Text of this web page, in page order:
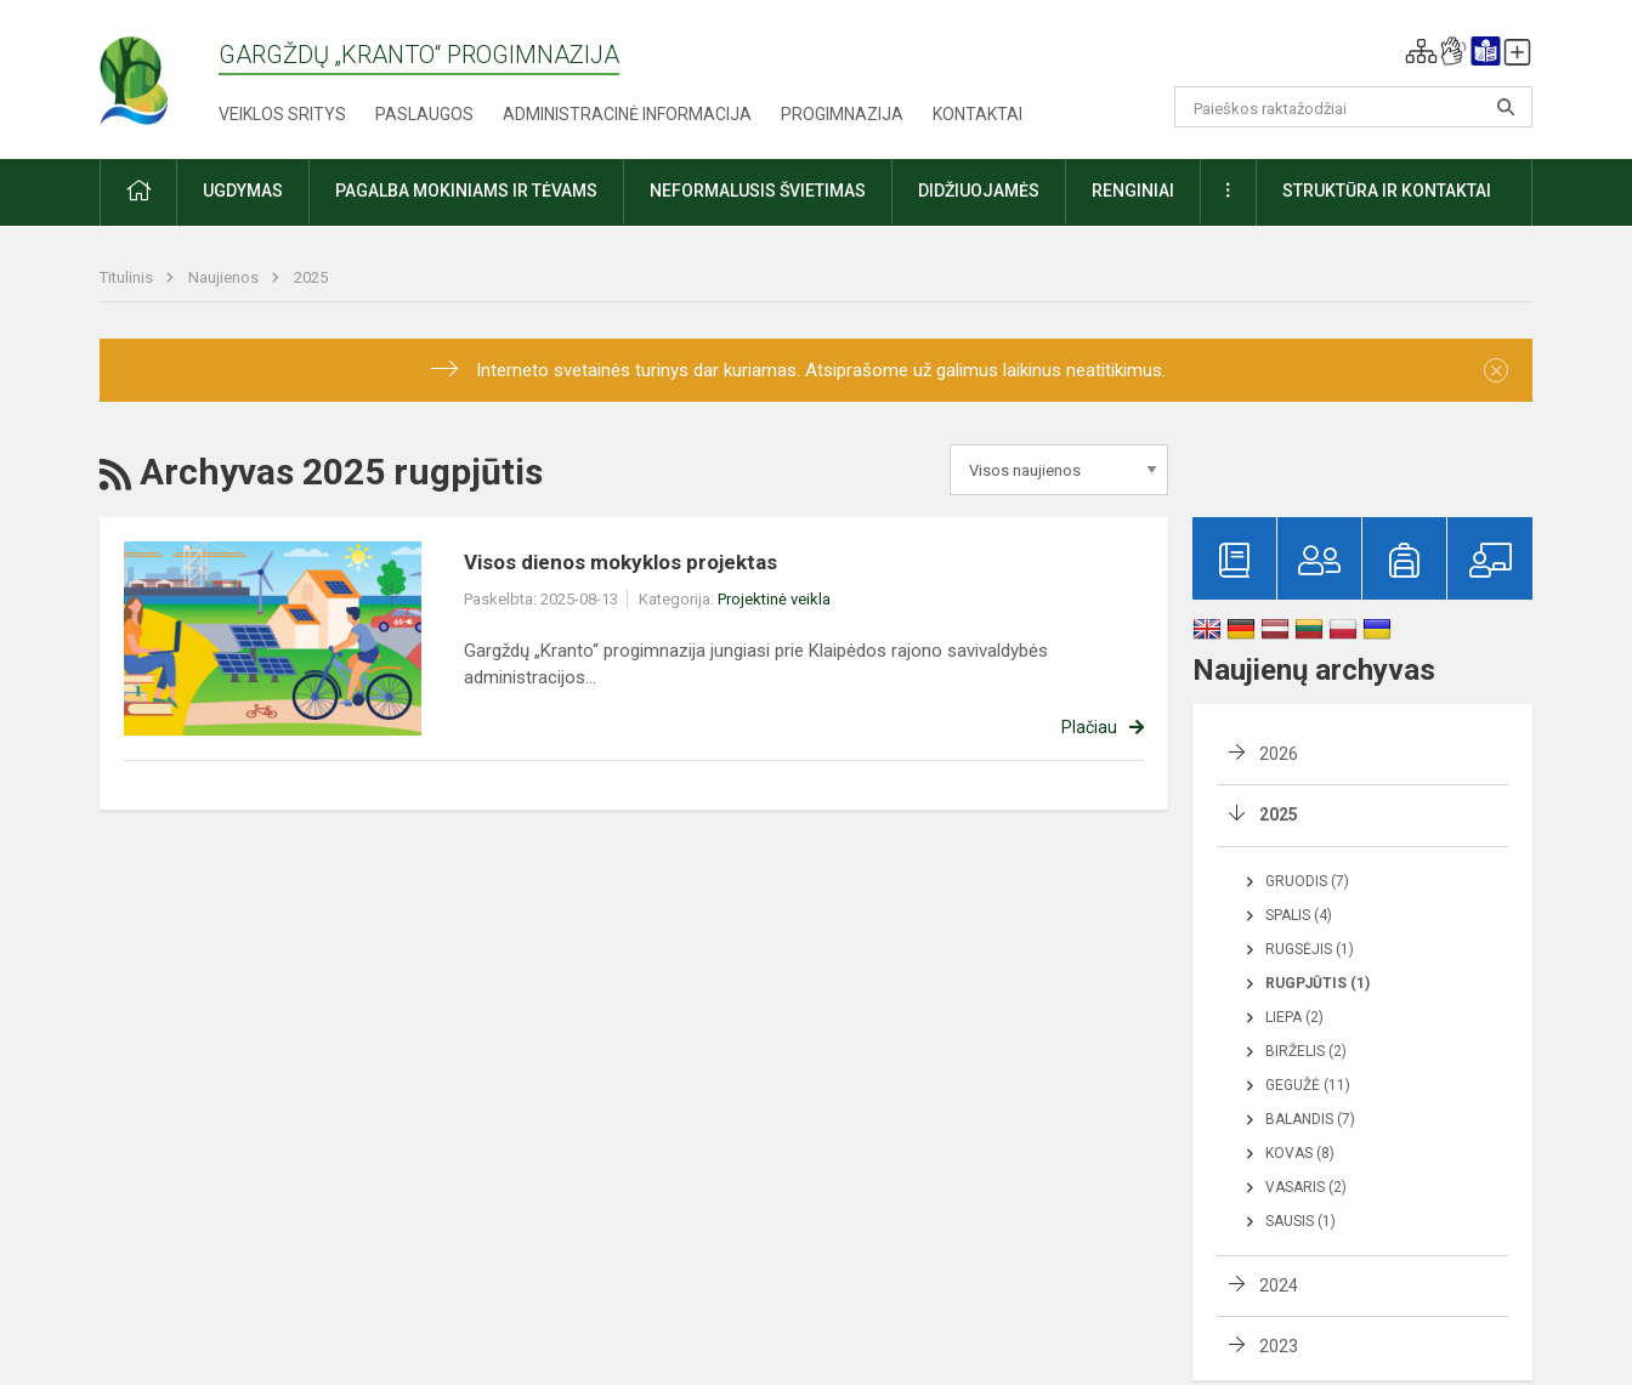
GARGŽDŲ „KRANTO“ PROGIMNAZIJA
VEIKLOS SRITYS PASLAUGOS ADMINISTRACINĖ INFORMACIJA PROGIMNAZIJA KONTAKTAI
PRADŽIAUGDYMAS PAGALBA MOKINIAMS IR TĖVAMS NEFORMALUSIS ŠVIETIMAS DIDŽIUOJAMĖS RENGINIAI DAUGIAUSTRUKTŪRA IR KONTAKTAI
Titulinis Naujienos 2025
Interneto svetainės turinys dar kuriamas. Atsiprašome už galimus laikinus neatitikimus. ×
RSS
Archyvas 2025 rugpjūtis
Visos
dienos
mokyklos
projektas
Visos dienos mokyklos projektas
Paskelbta: 2025-08-13 Kategorija: Projektinė veikla
Gargždų „Kranto“ progimnazija jungiasi prie Klaipėdos rajono savivaldybės
administracijos...
Plačiau
Naujienų archyvas
2026
2025
GRUODIS (7)
SPALIS (4)
RUGSĖJIS (1)
RUGPJŪTIS (1)
LIEPA (2)
BIRŽELIS (2)
GEGUŽĖ (11)
BALANDIS (7)
KOVAS (8)
VASARIS (2)
SAUSIS (1)
2024
2023